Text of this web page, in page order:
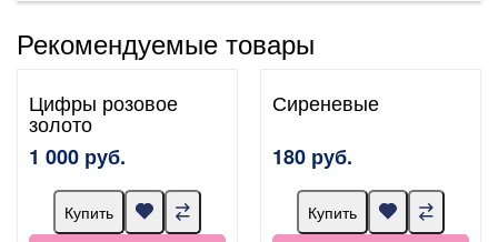
Рекомендуемые товары
Цифры розовое
золото
1 000 руб.
Купить
Сиреневые
180 руб.
Купить